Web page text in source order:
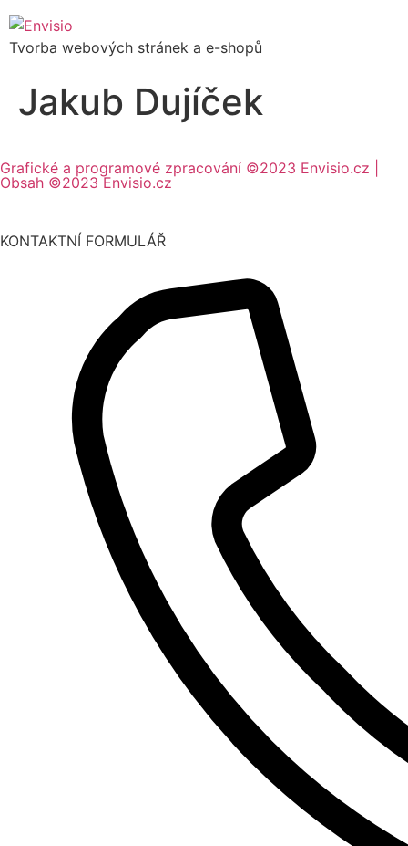
Tvorba webových stránek a e-shopů
Jakub Dujíček
Grafické a programové zpracování ©2023 Envisio.cz |
Obsah ©2023 Envisio.cz
KONTAKTNÍ FORMULÁŘ